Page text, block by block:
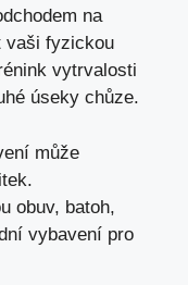
na
vaši fyzickou
vytrvalosti
úseky chůze.
může
obuv, batoh,
vybavení pro